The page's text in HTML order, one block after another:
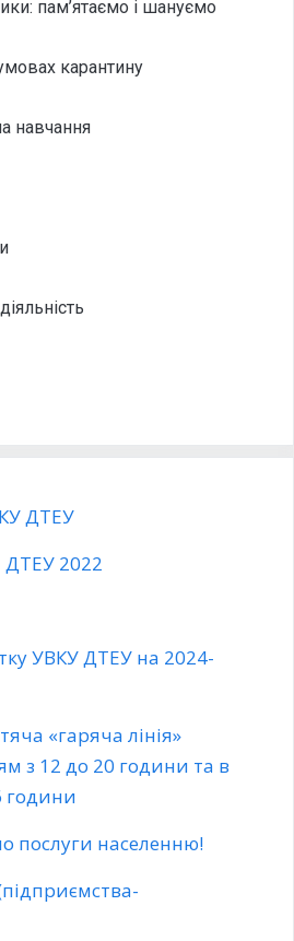
пам’ятаємо і шануємо
карантину
навчання
ДТЕУ
ДТЕУ 2022
УВКУ ДТЕУ на 2024-
«гаряча лінія»
з 12 до 20 години та в
години
послуги населенню!